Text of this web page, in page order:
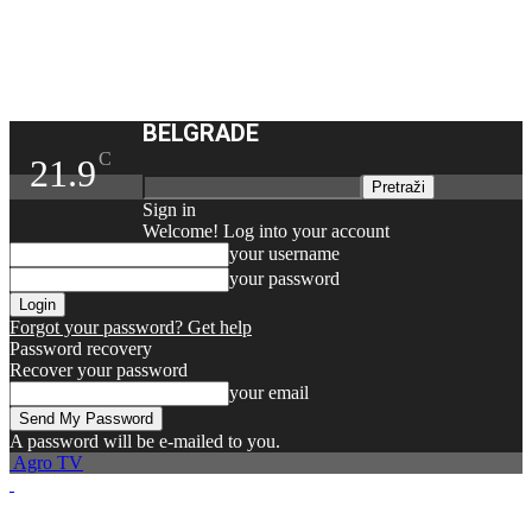
21.9C
BELGRADE
Sign in
Welcome! Log into your account
your username
your password
Forgot your password? Get help
Password recovery
Recover your password
your email
A password will be e-mailed to you.
Agro TV